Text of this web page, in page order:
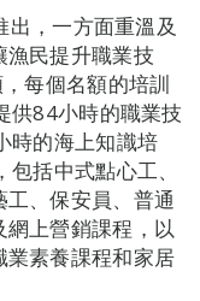
出，一方面重溫及
民提升職業技
每個名額的培訓
供84小時的職業技
時的海上知識培
括中式點心工、
、保安員、普通
上營銷課程，以
素養課程和家居